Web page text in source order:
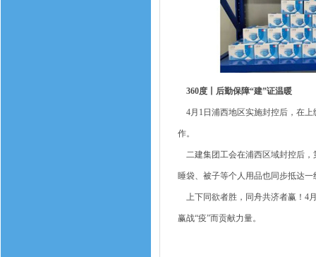
360度丨后勤保障“建”证温暖
4月1日浦西地区实施封控后，在上
作。
二建集团工会在浦西区域封控后，
睡袋、被子等个人用品也同步抵达
上下同欲者胜，同舟共济者赢！4
赢战“疫”而贡献力量。